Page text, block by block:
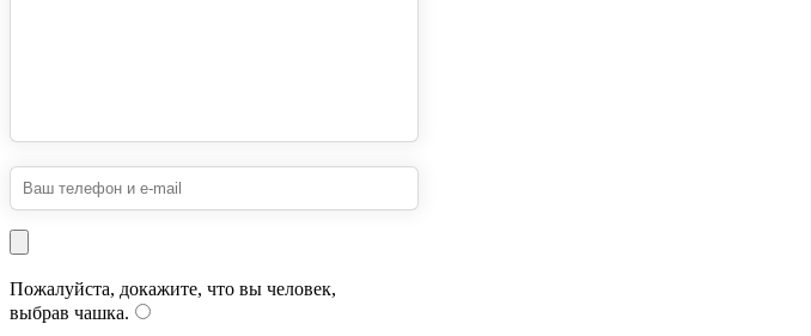
Пожалуйста, докажите, что вы человек,
выбрав чашка.